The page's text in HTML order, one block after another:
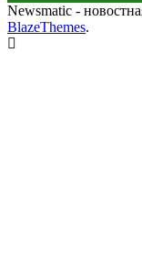
Newsmatic -
BlazeThemes.